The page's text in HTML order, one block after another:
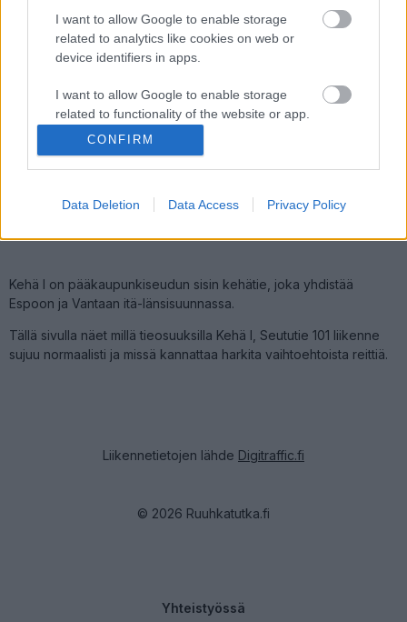
I want to allow Google to enable storage
related to analytics like cookies on web or
device identifiers in apps.
I want to allow Google to enable storage
related to functionality of the website or app.
I want to allow Google to enable storage
related to personalization.
I want to allow Google to enable storage
functionality and fraud prevention, and other
CONFIRM
Data Deletion Data Access Privacy Policy
Helsinki, Pukinmäki
Itäkeskus
Suuntaan
Länsiväylä
Helsinki, Vartiokylä
Tiedot päivitetty 09.08.2026 20:00
Kehä I on pääkaupunkiseudun sisin kehätie, joka yhdistää
Espoon ja Vantaan itä-länsisuunnassa.
Tällä sivulla näet millä tieosuuksilla Kehä I, Seututie 101 liikenne
sujuu normaalisti ja missä kannattaa harkita vaihtoehtoista reittiä.
Liikennetietojen lähde Digitraffic.fi
© 2026 Ruuhkatutka.fi
Yhteistyössä